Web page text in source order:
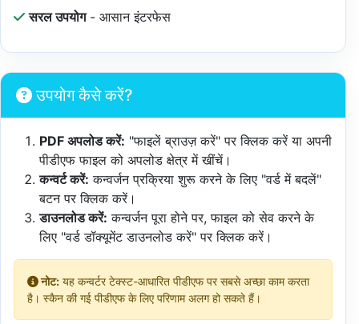
सरल उपयोग- आसान इंटरफेस
उपयोग कैसे करें?
PDF अपलोड करें: "फाइलें ब्राउज़ करें" पर क्लिक करें या अपनी
पीडीएफ फाइल को अपलोड क्षेत्र में खींचें।
कन्वर्ट करें: कन्वर्जन प्रक्रिया शुरू करने के लिए "वर्ड में बदलें"
बटन पर क्लिक करें।
डाउनलोड करें: कन्वर्जन पूरा होने पर, फाइल को सेव करने के
लिए "वर्ड डॉक्यूमेंट डाउनलोड करें" पर क्लिक करें।
नोट: यह कन्वर्टर टेक्स्ट-आधारित पीडीएफ पर सबसे अच्छा काम करता
है। स्कैन की गई पीडीएफ के लिए परिणाम अलग हो सकते हैं।